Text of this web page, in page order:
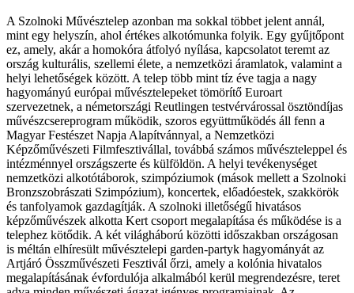
A Szolnoki Művésztelep azonban ma sokkal többet jelent annál,
mint egy helyszín, ahol értékes alkotómunka folyik. Egy gyűjtőpont
ez, amely, akár a homokóra átfolyó nyílása, kapcsolatot teremt az
ország kulturális, szellemi élete, a nemzetközi áramlatok, valamint a
helyi lehetőségek között. A telep több mint tíz éve tagja a nagy
hagyományú európai művész­telepeket tömörítő Euroart
szervezetnek, a német­országi Reutlingen testvérvárossal ösztöndíjas
mű­­vész­csereprogram működik, szoros együttműködés áll fenn a
Magyar Festészet Napja Alapítvánnyal, a Nemzetközi
Képzőművészeti Filmfesztivállal, továbbá számos művészteleppel és
intézménnyel országszerte és külföldön. A helyi tevékenységet
nemzet­közi alkotótáborok, szimpóziumok (mások mellett a Szolnoki
Bronzszobrászati Szimpózium), koncertek, előadóestek, szakkörök
és tanfolyamok gazdagítják. A szolnoki illetőségű hivatásos
képzőművészek alkotta Kert csoport megalapítása és működése is a
telephez kötődik. A két világháború közötti időszakban országosan
is méltán elhíresült művésztelepi gar­­den-partyk hagyományát az
Artjáró Összművészeti Fesztivál őrzi, amely a kolónia hivatalos
megalapításának évfordulója alkalmából kerül megrendezésre, teret